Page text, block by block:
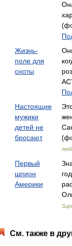
Жизнь-
поле для
охоты
Настоящие
мужики
детей не
бросают
Первый
шпион
Америки
См. также в